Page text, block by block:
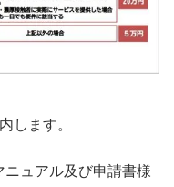
します。
ュアル及び申請書様